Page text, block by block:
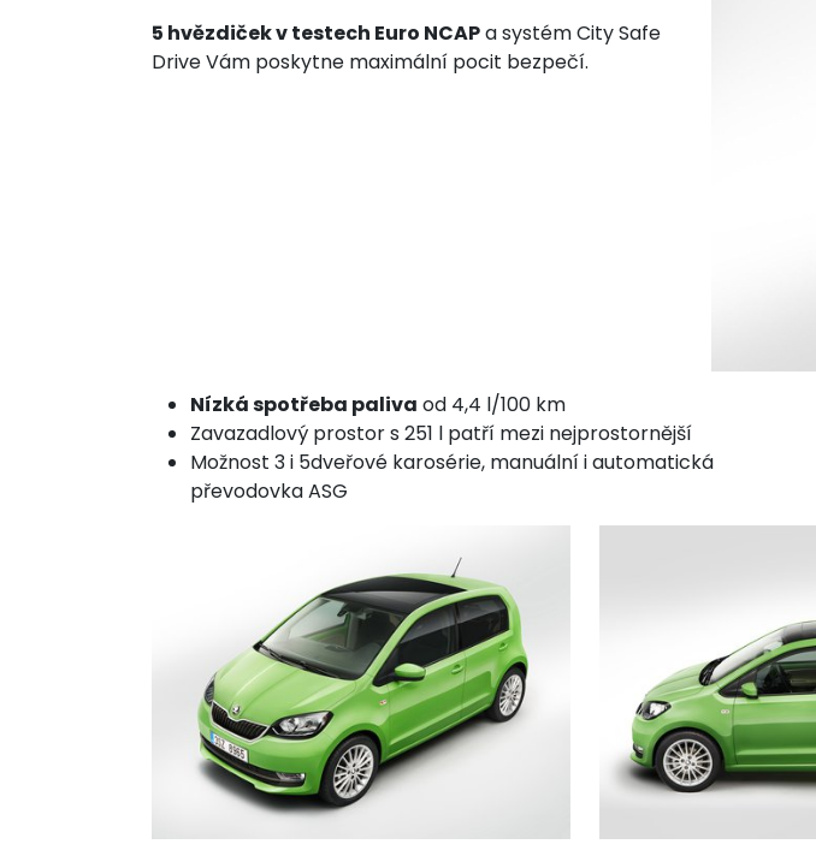
5 hvězdiček v testech Euro NCAPa systém City Safe
Drive Vám poskytne maximální pocit bezpečí.
Nízká spotřeba paliva od 4,4 l/100 km
Zavazadlový prostor s 251 l patří mezi nejprostornější
Možnost 3 i 5dveřové karosérie, manuální i automatická
převodovka ASG